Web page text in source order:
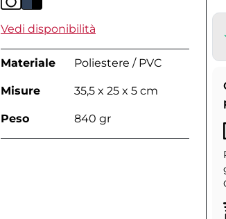
Vedi disponibilità
Materiale Poliestere / PVC
Misure 35,5 x 25 x 5 cm
Peso 840 gr